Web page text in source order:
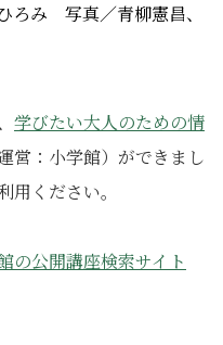
ろみ 写真／青柳憲昌、
学びたい大人のための情
運営：小学館）ができまし
ください。
の公開講座検索サイト